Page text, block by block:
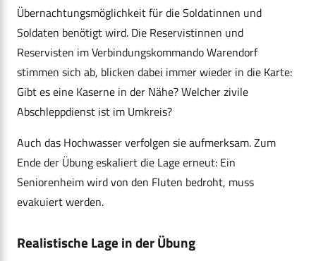
Übernachtungsmöglichkeit für die Soldatinnen und
Soldaten benötigt wird. Die Reservistinnen und
Reservisten im Verbindungskommando Warendorf
stimmen sich ab, blicken dabei immer wieder in die Karte:
Gibt es eine Kaserne in der Nähe? Welcher zivile
Abschleppdienst ist im Umkreis?
Auch das Hochwasser verfolgen sie aufmerksam. Zum
Ende der Übung eskaliert die Lage erneut: Ein
Seniorenheim wird von den Fluten bedroht, muss
evakuiert werden.
Realistische Lage in der Übung